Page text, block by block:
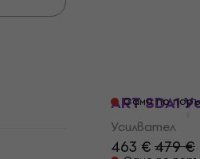
Само по
ART SDA1
Усилвател
463 €479 €